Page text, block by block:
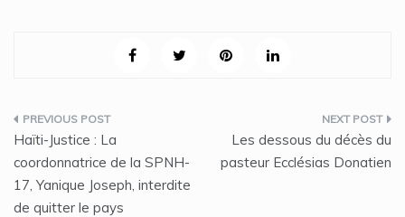
Navigation
de
l’article
Haïti-Justice : La
coordonnatrice de la SPNH-
17, Yanique Joseph, interdite
de quitter le pays
Les dessous du décès du
pasteur Ecclésias Donatien